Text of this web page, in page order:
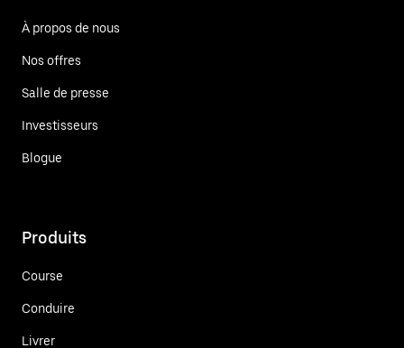
À propos de nous
Nos offres
Salle de presse
Investisseurs
Blogue
Produits
Course
Conduire
Livrer